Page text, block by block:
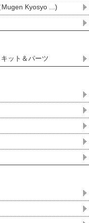
Mugen Kyosyo ...)
ット＆パーツ